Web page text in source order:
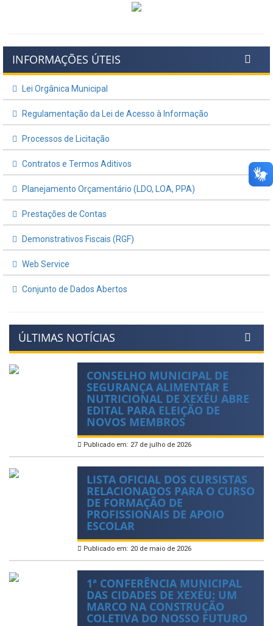
INFORMAÇÕES ÚTEIS
Lei Orgânica Municipal
Regulamentação da Lei de Acesso à Informação
Processos de Licitação
Contratos e Termos Aditivos
Planejamento Orçamentário (LDO, LOA, PPA)
Prestações de Contas
Demonstrativos Fiscais (RGF)
Web Service
Conjunto de Dados Abertos
ÚLTIMAS NOTÍCIAS
CONSELHO MUNICIPAL DE
SEGURANÇA ALIMENTAR E
NUTRICIONAL DE XEXÉU ABRE
EDITAL PARA ELEIÇÃO DE
NOVOS MEMBROS
Publicado em: 27 de julho de 2026
LISTA OFICIAL DOS CURSISTAS
RELACIONADOS PARA O CURSO
DE FORMAÇÃO DE
PROFISSIONAIS DE APOIO
ESCOLAR
Publicado em: 20 de maio de 2026
1ª CONFERÊNCIA MUNICIPAL
DAS CIDADES DE XEXÉU: UM
MARCO NA CONSTRUÇÃO
COLETIVA DO NOSSO FUTURO